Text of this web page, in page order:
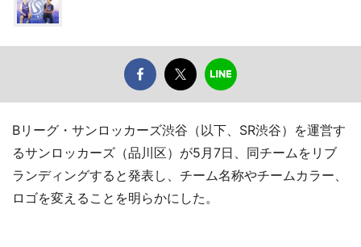
Bリーグ・サンロッカーズ渋谷（以下、SR渋谷）を運営す
るサンロッカーズ（品川区）が5月7日、同チームをリブ
ランディングすると発表し、チーム名称やチームカラー、
ロゴを変えることを明らかにした。